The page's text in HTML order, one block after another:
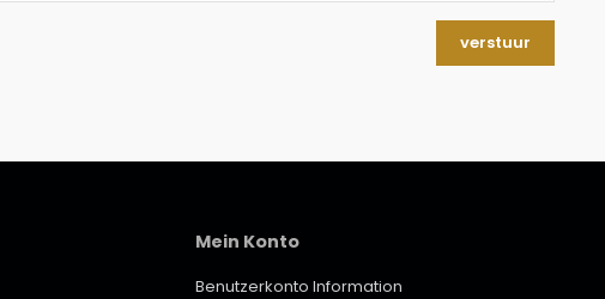
verstuur
Mein Konto
Benutzerkonto Information